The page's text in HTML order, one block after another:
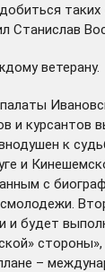
таких
ветерану.
и курсантов
к
и
с
и будет
–